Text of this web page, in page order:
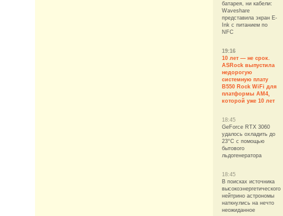
батарея, ни кабели:
Waveshare
представила экран E-
Ink с питанием по
NFC
19:16
10 лет — не срок.
ASRock выпустила
недорогую
системную плату
B550 Rock WiFi для
платформы AM4,
которой уже 10 лет
18:45
GeForce RTX 3060
удалось охладить до
23°C с помощью
бытового
льдогенератора
18:45
В поисках источника
высокоэнергетического
нейтрино астрономы
наткнулись на нечто
неожиданное